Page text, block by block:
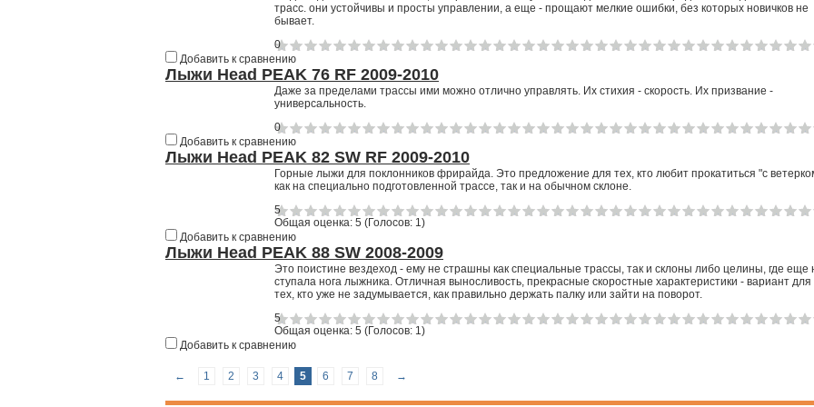
трасс. они устойчивы и просты управлении, а еще - прощают мелкие ошибки, без которых новичков не
бывает.
0
Добавить к сравнению
Лыжи Head PEAK 76 RF 2009-2010
Даже за пределами трассы ими можно отлично управлять. Их стихия - скорость. Их призвание -
универсальность.
0
Добавить к сравнению
Лыжи Head PEAK 82 SW RF 2009-2010
Горные лыжи для поклонников фрирайда. Это предложение для тех, кто любит прокатиться "с
как на специально подготовленной трассе, так и на обычном склоне.
5
Общая оценка: 5 (Голосов: 1)
Добавить к сравнению
Лыжи Head PEAK 88 SW 2008-2009
Это поистине вездеход - ему не страшны как специальные трассы, так и склоны либо целины, где еще
ступала нога лыжника. Отличная выносливость, прекрасные скоростные характеристики - вариант для
тех, кто уже не задумывается, как правильно держать палку или зайти на поворот.
5
Общая оценка: 5 (Голосов: 1)
Добавить к сравнению
← 1 2 3 4 5 6 7 8 →